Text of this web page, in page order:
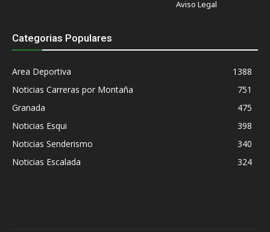
Aviso Legal
Categorias Populares
Area Deportiva
1388
Noticias Carreras por Montaña
751
Granada
475
Noticias Esqui
398
Noticias Senderismo
340
Noticias Escalada
324